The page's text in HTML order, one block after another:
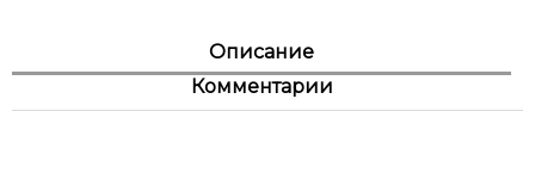
Описание
Комментарии